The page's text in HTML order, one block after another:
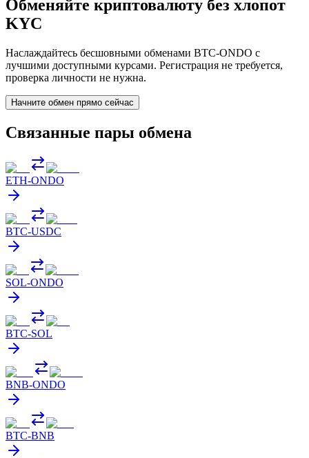
Обменяйте криптовалюту без хлопот
KYC
Наслаждайтесь бесшовными обменами BTC-ONDO с
лучшими доступными курсами. Регистрация не требуется,
проверка личности не нужна.
Начните обмен прямо сейчас
Связанные пары обмена
ETH-ONDO
BTC-USDC
SOL-ONDO
BTC-SOL
BNB-ONDO
BTC-BNB